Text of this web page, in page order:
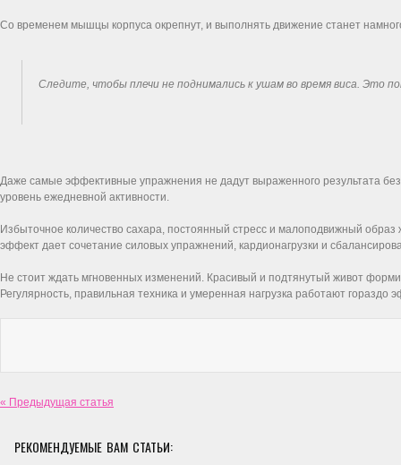
Со временем мышцы корпуса окрепнут, и выполнять движение станет
Следите, чтобы плечи не поднимались к ушам во время виса. Это
Даже самые эффективные упражнения не дадут выраженного результата
уровень ежедневной активности.
Избыточное количество сахара, постоянный стресс и малоподвижный
эффект дает сочетание силовых упражнений, кардионагрузки и
Не стоит ждать мгновенных изменений. Красивый и подтянутый живот
Регулярность, правильная техника и умеренная нагрузка работают
« Предыдущая статья
РЕКОМЕНДУЕМЫЕ ВАМ СТАТЬИ: